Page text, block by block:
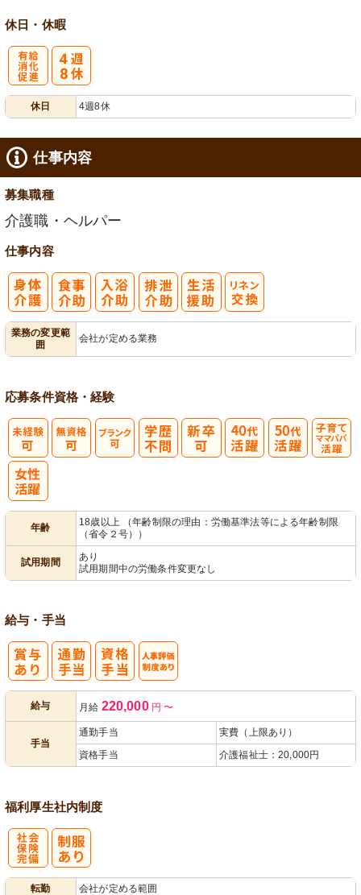
休日・休暇
休日 4週8休
仕事内容
募集職種
介護職・ヘルパー
仕事内容
業務の変更範
囲
会社が定める業務
応募条件資格・経験
年齢
18歳以上 （年齢制限の理由：労働基準法等による年齢制限
（省令２号））
試用期間
あり
試用期間中の労働条件変更なし
給与・手当
給与 月給 220,000円〜
手当
通勤手当
実費（上限あり）
資格手当
介護福祉士：20,000円
福利厚生社内制度
転勤 会社が定める範囲